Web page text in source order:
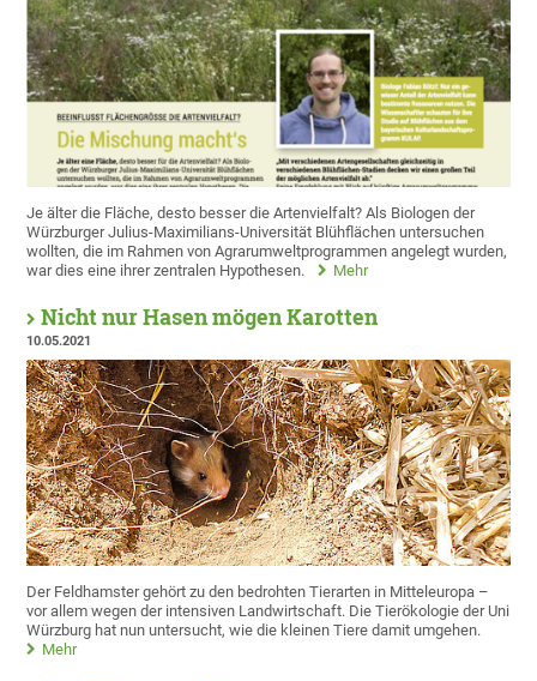
Je älter die Fläche, desto besser die Artenvielfalt? Als Biologen der
Würzburger Julius-Maximilians-Universität Blühflächen untersuchen
wollten, die im Rahmen von Agrarumweltprogrammen angelegt wurden,
war dies eine ihrer zentralen Hypothesen.
Mehr
Nicht nur Hasen mögen Karotten
10.05.2021
Der Feldhamster gehört zu den bedrohten Tierarten in Mitteleuropa –
vor allem wegen der intensiven Landwirtschaft. Die Tierökologie der Uni
Würzburg hat nun untersucht, wie die kleinen Tiere damit umgehen.
Mehr